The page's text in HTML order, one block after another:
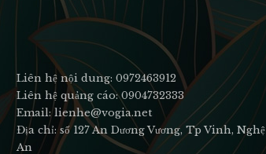
Liên hệ nội dung: 0972463912
Liên hệ quảng cáo: 0904732333
Email: lienhe@vogia.net
Địa chỉ: số 127 An Dương Vương, Tp Vinh, Nghệ
An